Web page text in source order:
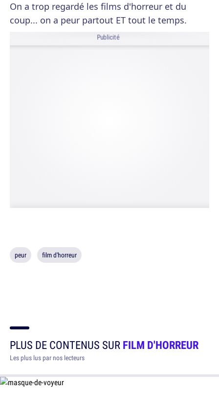
On a trop regardé les films d'horreur et du
coup... on a peur partout ET tout le temps.
Publicité
peur film d'horreur
PLUS DE CONTENUS SURFILM D'HORREUR
Les plus lus par nos lecteurs